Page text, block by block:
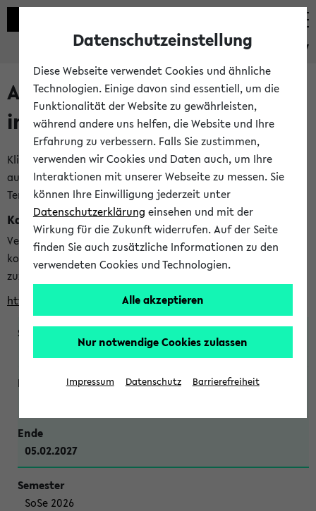
eKVV
Alle veröffentlichten Semester
im eKVV
Klicken Sie auf das Semester, welches Sie für Ihre Sitzung
auswählen möchten. Bitte beachten Sie auch die weiteren
Termine imKalender der Lehrplanung
Kalenderintegration
Verwenden Sie die folgende Adresse, um mit einer
kompatiblen Kalenderanwendung auf die Vorlesungszeiten
zuzugreifen (nähere Informationen
finden Sie hier
https://ekvv.uni-bielefeld.de/ws/calendar?vz
WiSe 2026/2027
05.02.2027
SoSe 2026
Datenschutzeinstellung
Diese Webseite verwendet Cookies und ähnliche
Technologien. Einige davon sind essentiell, um die
Funktionalität der Website zu gewährleisten,
während andere uns helfen, die Website und Ihre
Erfahrung zu verbessern. Falls Sie zustimmen,
verwenden wir Cookies und Daten auch, um Ihre
Interaktionen mit unserer Webseite zu messen. Sie
können Ihre Einwilligung jederzeit unter
Datenschutzerklärung einsehen und mit der
Wirkung für die Zukunft widerrufen. Auf der Seite
finden Sie auch zusätzliche Informationen zu den
verwendeten Cookies und Technologien.
Alle akzeptieren
Nur notwendige Cookies zulassen
Impressum Datenschutz Barrierefreiheit